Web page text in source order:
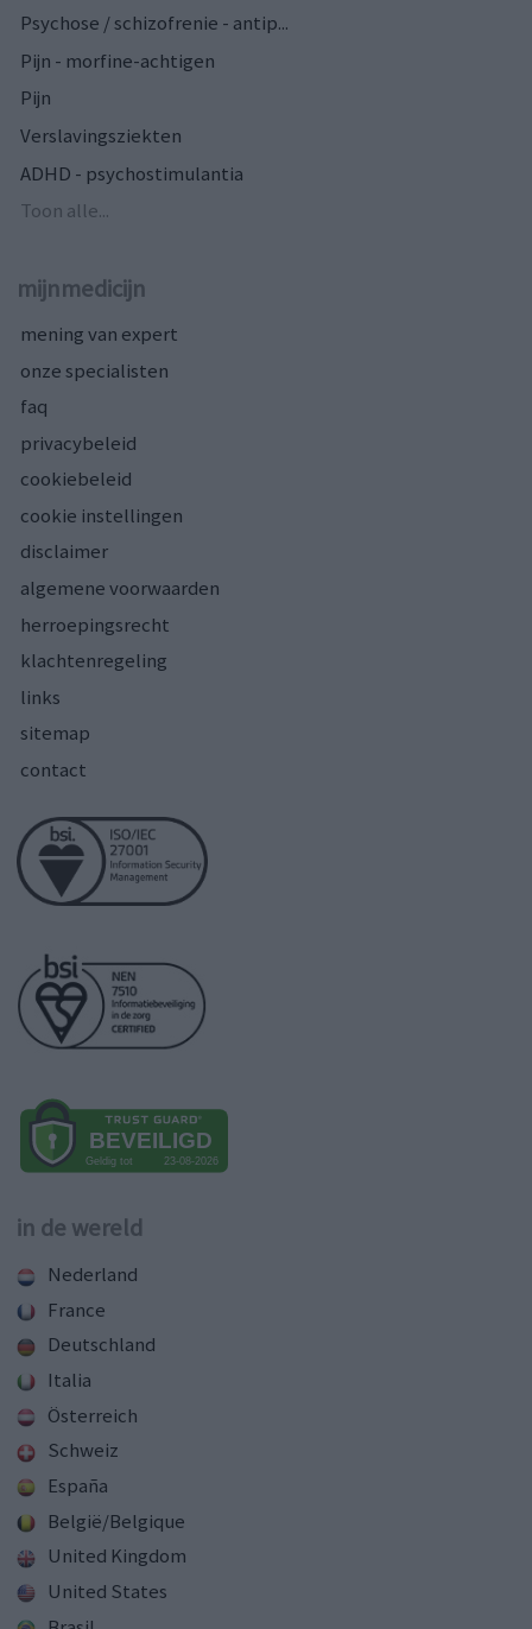
Psychose / schizofrenie - antip...
Pijn - morfine-achtigen
Pijn
Verslavingsziekten
ADHD - psychostimulantia
Toon alle...
mijnmedicijn
mening van expert
onze specialisten
faq
privacybeleid
cookiebeleid
cookie instellingen
disclaimer
algemene voorwaarden
herroepingsrecht
klachtenregeling
links
sitemap
contact
in de wereld
Nederland
France
Deutschland
Italia
Österreich
Schweiz
España
België/Belgique
United Kingdom
United States